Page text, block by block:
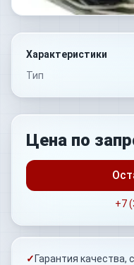
Характеристики
Тип
Цена по
+7
✓ Гарантия